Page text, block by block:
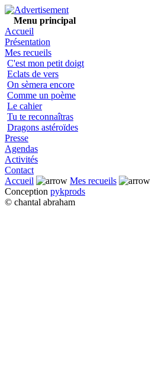
Menu principal
Accueil
Présentation
Mes recueils
C'est mon petit doigt
Eclats de vers
On sèmera encore
Comme un poème
Le cahier
Tu te reconnaîtras
Dragons astéroïdes
Presse
Agendas
Activités
Contact
Accueil
Mes recueils
Conception pykprods
© chantal abraham